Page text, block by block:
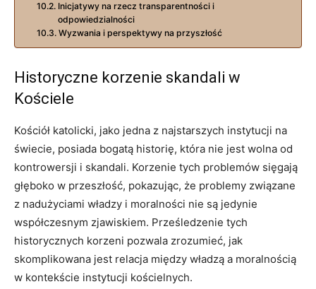
Inicjatywy na rzecz transparentności i
odpowiedzialności
Wyzwania i perspektywy na przyszłość
Historyczne korzenie skandali w
Kościele
Kościół katolicki, jako jedna z najstarszych instytucji na
świecie, posiada bogatą historię, która nie jest wolna od
kontrowersji i skandali. Korzenie tych problemów sięgają
głęboko w przeszłość, pokazując, że problemy związane
z nadużyciami władzy i moralności nie są jedynie
współczesnym zjawiskiem. Prześledzenie tych
historycznych korzeni pozwala zrozumieć, jak
skomplikowana jest relacja między władzą a moralnością
w kontekście instytucji kościelnych.